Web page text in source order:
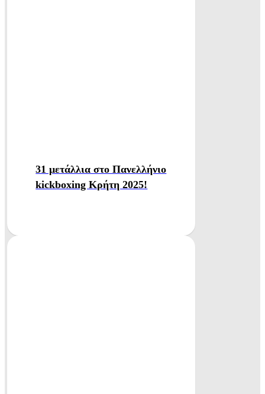
31 μετάλλια στο Πανελλήνιο
kickboxing Κρήτη 2025!